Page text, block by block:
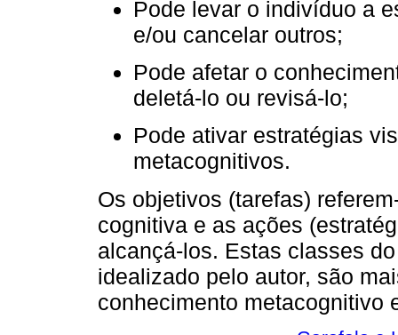
Pode levar o indivíduo a
e/ou cancelar outros;
Pode afetar o
deletá-lo ou revisá-lo;
Pode ativar estratégias
metacognitivos.
Os objetivos (tarefas)
cognitiva e as ações
alcançá-los. Estas classes
idealizado pelo autor, são
conhecimento metacognitivo